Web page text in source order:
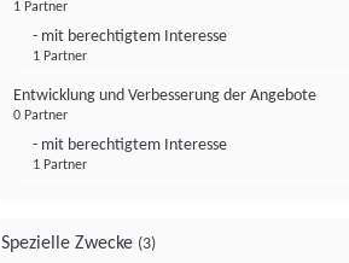
1 Partner
- mit berechtigtem Interesse
1 Partner
Entwicklung und Verbesserung der Angebote
0 Partner
- mit berechtigtem Interesse
1 Partner
Spezielle Zwecke (3)